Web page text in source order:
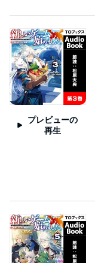
プレビューの
再生